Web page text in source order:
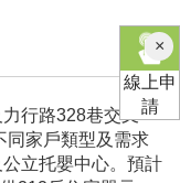
行路328巷交叉
同家戶類型及需求
立托嬰中心。預計
×關
閉
線上申
請